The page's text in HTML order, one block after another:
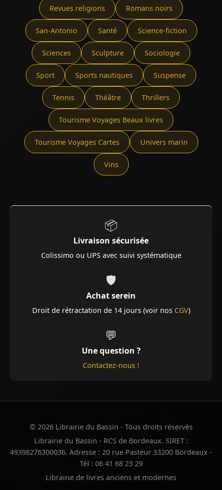
Revues religions Romans noirs
San-Antonio Santé Science-fiction
Sciences Sculpture Sociologie
Sport Sports nautiques Suspense
Tennis Théâtre Thrillers
Tourisme Voyages Beaux livres
Tourisme Voyages Cartes Univers marin
Vins
📦
Livraison sécurisée
Colissimo ou UPS avec suivi systématique
🛡️
Achat serein
Droit de rétractation de 14 jours (voir nos CGV)
💬
Une question ?
Contactez-nous !
© 2026 Librairie du Bassin - Tous droits réservés
Librairie du Bassin - RCS de Bordeaux. SIRET :
49398276300036. Adresse : 20 rue Pasteur 33200 Bordeaux -
Tél : 06 41 68 23 29
Librairie de livres anciens et modernes